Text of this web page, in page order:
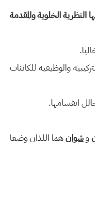
الخلوية والمقدمة
والوظيفية للكائنات
وشوانهما اللذان وضعا